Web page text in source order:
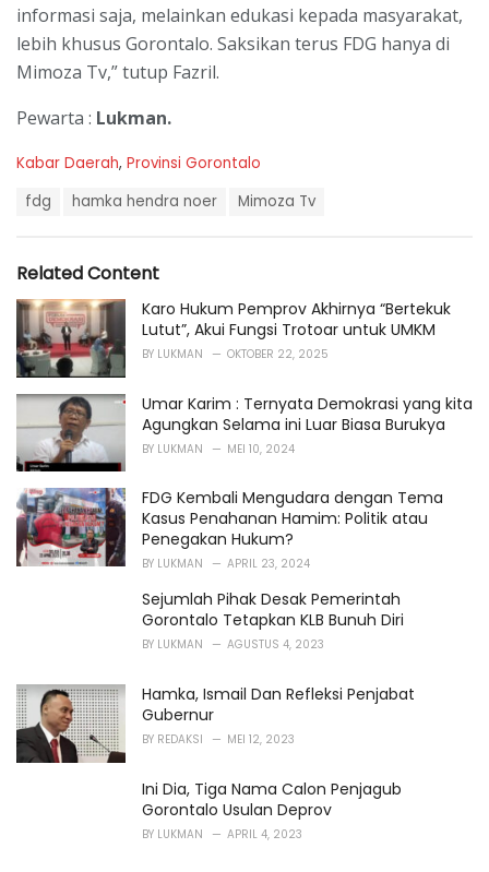
informasi saja, melainkan edukasi kepada masyarakat,
lebih khusus Gorontalo. Saksikan terus FDG hanya di
Mimoza Tv,” tutup Fazril.
Pewarta : Lukman.
C
r
i
s
:
Kabar Daerah, Provinsi Gorontalo
:
fdg hamka hendra noer Mimoza Tv
Related Content
Karo Hukum Pemprov Akhirnya “Bertekuk
Lutut”, Akui Fungsi Trotoar untuk UMKM
BY LUKMAN OKTOBER 22, 2025
Umar Karim : Ternyata Demokrasi yang kita
Agungkan Selama ini Luar Biasa Burukya
BY LUKMAN MEI 10, 2024
FDG Kembali Mengudara dengan Tema
Kasus Penahanan Hamim: Politik atau
Penegakan Hukum?
BY LUKMAN APRIL 23, 2024
Sejumlah Pihak Desak Pemerintah
Gorontalo Tetapkan KLB Bunuh Diri
BY LUKMAN AGUSTUS 4, 2023
Hamka, Ismail Dan Refleksi Penjabat
Gubernur
BY REDAKSI MEI 12, 2023
Ini Dia, Tiga Nama Calon Penjagub
Gorontalo Usulan Deprov
BY LUKMAN APRIL 4, 2023